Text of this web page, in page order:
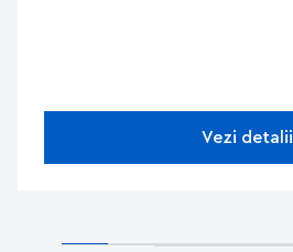
Vezi detalii